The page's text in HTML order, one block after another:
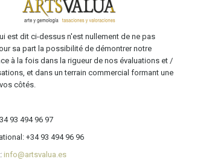
est dit ci-dessus n'est nullement de ne pas
sa part la possibilité de démontrer notre
à la fois dans la rigueur de nos évaluations et /
et dans un terrain commercial formant une
côtés.
93 494 96 97
+34 93 494 96 96
info@artsvalua.es